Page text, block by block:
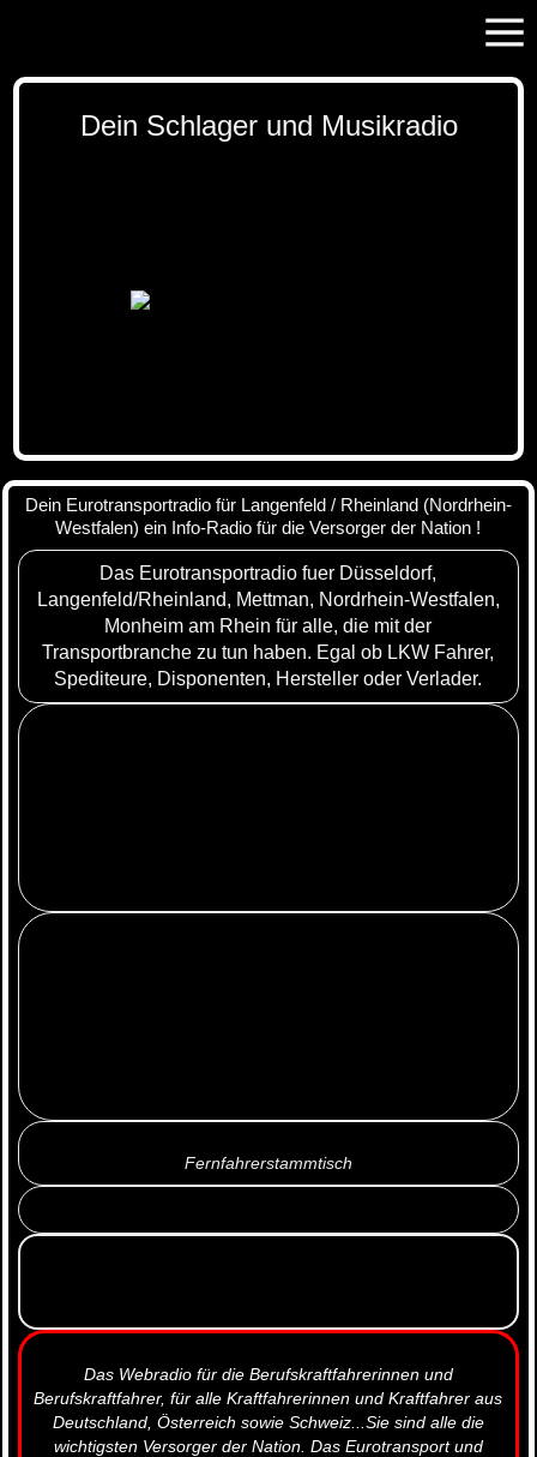
Dein Schlager und Musikradio
Dein Eurotransportradio für Langenfeld / Rheinland (Nordrhein-
Westfalen) ein Info-Radio für die Versorger der Nation !
Das Eurotransportradio fuer Düsseldorf,
Langenfeld/Rheinland, Mettman, Nordrhein-Westfalen,
Monheim am Rhein für alle, die mit der
Transportbranche zu tun haben. Egal ob LKW Fahrer,
Spediteure, Disponenten, Hersteller oder Verlader.
Fernfahrerstammtisch
Das Webradio für die Berufskraftfahrerinnen und
Berufskraftfahrer, für alle Kraftfahrerinnen und Kraftfahrer aus
Deutschland, Österreich sowie Schweiz...Sie sind alle die
wichtigsten Versorger der Nation. Das Eurotransport und